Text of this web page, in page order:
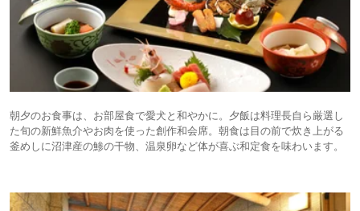
朝夕のお食事は、お部屋食で愛犬と和やかに。夕飯は料理長自ら厳選し
た旬の新鮮魚介やお肉を使った創作和会席。朝食は目の前で炊き上がる
釜めしに沼津産の鯵の干物、温泉卵など体が喜ぶ和定食を味わいます。